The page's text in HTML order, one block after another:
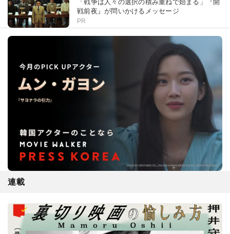
「戦争は人々の選択の積み重ねで始まる」『開
戦前夜』が問いかけるメッセージ
PR
連載